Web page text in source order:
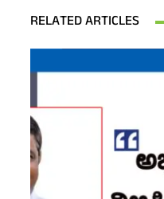
RELATED ARTICLES